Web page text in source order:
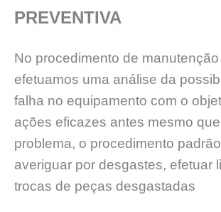
PREVENTIVA
No procedimento de
efetuamos uma análise da
falha no equipamento com o
ações eficazes antes mesmo
problema, o procedimento
averiguar por desgastes, efetuar
trocas de peças desgastadas